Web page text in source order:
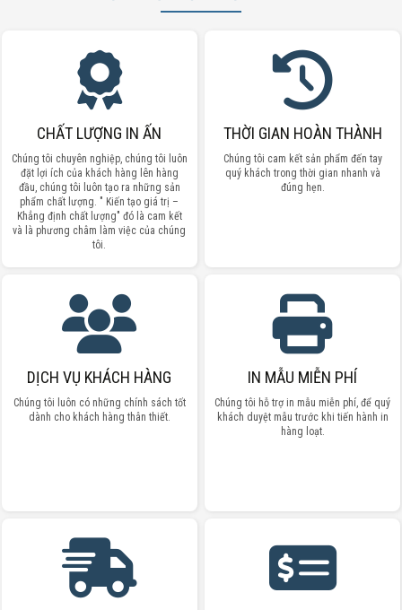
CHẤT LƯỢNG IN ẤN
Chúng tôi chuyên nghiệp, chúng tôi luôn
đặt lợi ích của khách hàng lên hàng
đầu, chúng tôi luôn tạo ra những sản
phẩm chất lượng. " Kiến tạo giá trị –
Khẳng định chất lượng" đó là cam kết
và là phương châm làm việc của chúng
tôi.
THỜI GIAN HOÀN THÀNH
Chúng tôi cam kết sản phẩm đến tay
quý khách trong thời gian nhanh và
đúng hẹn.
DỊCH VỤ KHÁCH HÀNG
Chúng tôi luôn có những chính sách tốt
dành cho khách hàng thân thiết.
IN MẪU MIỄN PHÍ
Chúng tôi hỗ trợ in mẫu miễn phí, để quý
khách duyệt mẫu trước khi tiến hành in
hàng loạt.